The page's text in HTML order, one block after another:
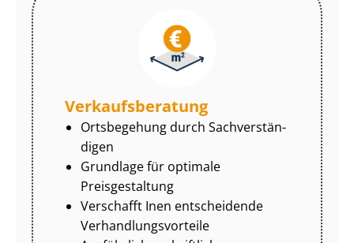
Ver­kaufs­be­ra­tung
Ortsbegehung durch Sach­ver­stän­
di­gen
Grundlage für optimale
Preisgestaltung
Verschafft Inen entscheidende
Ver­hand­lungs­vor­tei­le